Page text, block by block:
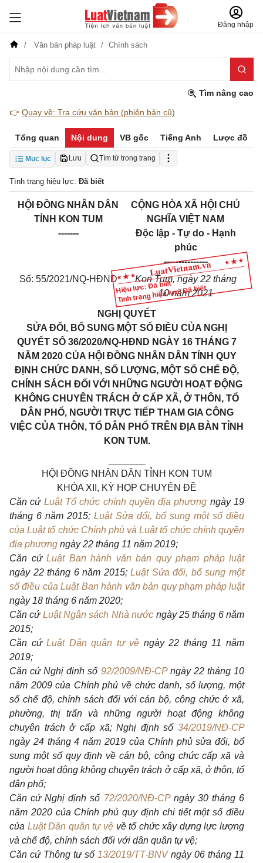
Đăng nhập
Văn bản pháp luật Chính sách
Tìm nâng cao
👉 Quay về: Tra cứu văn bản (phiên bản cũ)
Tổng quan Nội dung VB gốc Tiếng Anh Lược đồ
Mục lục Lưu Tìm từ trong trang
Tình trạng hiệu lực: Đã biết
Hiệu lực: Đã biết
Tình trạng hiệu lực: Đã biết
HỘI ĐỒNG NHÂN DÂN
TỈNH KON TUM
-------
CỘNG HÒA XÃ HỘI CHỦ
NGHĨA VIỆT NAM
Độc lập - Tự do - Hạnh
phúc
---------------
Số: 55/2021/NQ-HĐND
Kon Tum, ngày 22 tháng
10 năm 2021
NGHỊ QUYẾT
SỬA ĐỔI, BỔ SUNG MỘT SỐ ĐIỀU CỦA NGHỊ
QUYẾT SỐ 36/2020/NQ-HĐND NGÀY 16 THÁNG 7
NĂM 2020 CỦA HỘI ĐỒNG NHÂN DÂN TỈNH QUY
ĐỊNH CHỨC DANH, SỐ LƯỢNG, MỘT SỐ CHẾ ĐỘ,
CHÍNH SÁCH ĐỐI VỚI NHỮNG NGƯỜI HOẠT ĐỘNG
KHÔNG CHUYÊN TRÁCH Ở CẤP XÃ, Ở THÔN, TỔ
DÂN PHỐ, NGƯỜI TRỰC TIẾP THAM GIA CÔNG
VIỆC CỦA THÔN, TỔ DÂN PHỐ TRÊN ĐỊA BÀN TỈNH
KON TUM.
HỘI ĐỒNG NHÂN DÂN TỈNH KON TUM
KHÓA XII, KỲ HỌP CHUYÊN ĐỀ
Căn cứ Luật Tổ chức chính quyền địa phương ngày 19
tháng 6 năm 2015; Luật Sửa đổi, bổ sung một số điều
của Luật tổ chức Chính phủ và Luật tổ chức chính quyền
địa phương ngày 22 tháng 11 năm 2019;
Căn cứ Luật Ban hành văn bản quy phạm pháp luật
ngày 22 tháng 6 năm 2015;Luật Sửa đổi, bổ sung một
số điều của Luật Ban hành văn bản quy phạm pháp luật
ngày 18 tháng 6 năm 2020;
Căn cứ Luật Ngân sách Nhà nước ngày 25 tháng 6 năm
2015;
Căn cứLuật Dân quân tự vệ ngày 22 tháng 11 năm
2019;
Căn cứ Nghị định số 92/2009/NĐ-CPngày 22 tháng 10
năm 2009 của Chính phủ về chức danh, số lượng, một
số chế độ, chính sách đối với cán bộ, công chức ở xã,
phường, thị trấn và những người hoạt động không
chuyên trách ở cấp xã; Nghị định số 34/2019/NĐ-CP
ngày 24 tháng 4 năm 2019 của Chính phủ sửa đổi, bổ
sung một số quy định về cán bộ, công chức cấp xã và
người hoạt động không chuyên trách ở cấp xã, ở thôn, tổ
dân phố;
Căn cứ Nghị định số 72/2020/NĐ-CPngày 30 tháng 6
năm 2020 của Chính phủ quy định chi tiết một số điều
của Luật Dân quân tự vệvề tổ chức xây dựng lực lượng
và chế độ, chính sách đối với dân quân tự vệ;
Căn cứ Thông tư số 13/2019/TT-BNVngày 06 tháng 11